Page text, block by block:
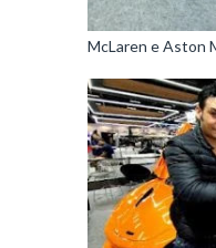
McLaren e Aston